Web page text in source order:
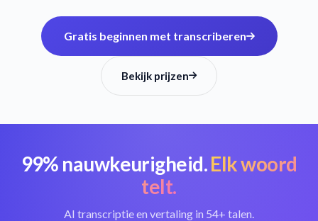
Gratis beginnen met transcriberen
Bekijk prijzen
99% nauwkeurigheid.Elk woord
telt.
AI transcriptie en vertaling in 54+ talen.